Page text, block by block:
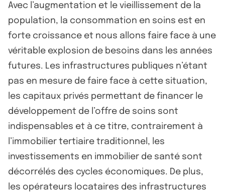
Avec l’augmentation et le vieillissement de la
population, la consommation en soins est en
forte croissance et nous allons faire face à une
véritable explosion de besoins dans les années
futures. Les infrastructures publiques n’étant
pas en mesure de faire face à cette situation,
les capitaux privés permettant de financer le
développement de l’offre de soins sont
indispensables et à ce titre, contrairement à
l’immobilier tertiaire traditionnel, les
investissements en immobilier de santé sont
décorrélés des cycles économiques. De plus,
les opérateurs locataires des infrastructures